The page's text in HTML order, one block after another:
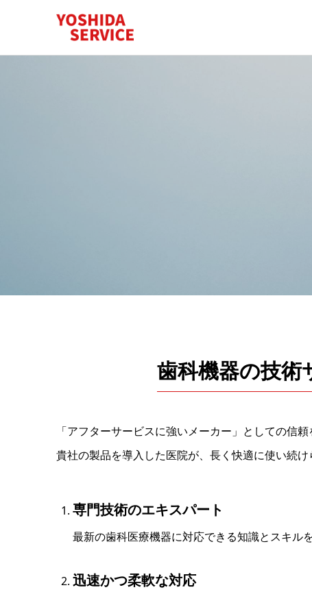
歯科機器の技
「アフターサービスに強いメーカー」としての信頼
貴社の製品を導入した医院が、長く快適に使い続
専門技術のエキスパート
最新の歯科医療機器に対応できる知識とスキル
迅速かつ柔軟な対応